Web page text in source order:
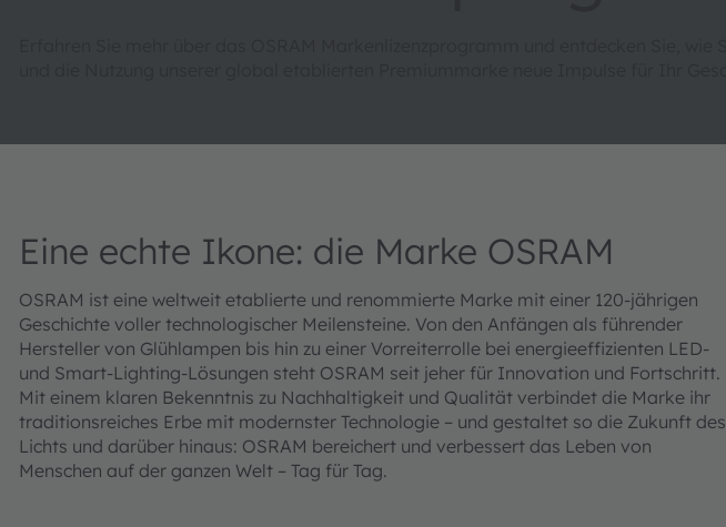
Eine echte Ikone: die Marke OSRAM
OSRAM ist eine weltweit etablierte und renommierte Marke mit einer 120-jährigen
Geschichte voller technologischer Meilensteine. Von den Anfängen als führender
Hersteller von Glühlampen bis hin zu einer Vorreiterrolle bei energieeffizienten LED-
und Smart-Lighting-Lösungen steht OSRAM seit jeher für Innovation und Fortschritt.
Mit einem klaren Bekenntnis zu Nachhaltigkeit und Qualität verbindet die Marke ihr
traditionsreiches Erbe mit modernster Technologie – und gestaltet so die Zukunft des
Lichts und darüber hinaus: OSRAM bereichert und verbessert das Leben von
Menschen auf der ganzen Welt – Tag für Tag.